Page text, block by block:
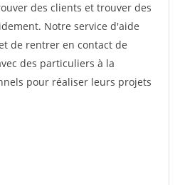
des clients et trouver des
Notre service d'aide
de rentrer en contact de
des particuliers à la
pour réaliser leurs projets